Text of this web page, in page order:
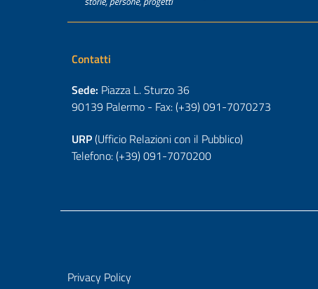
Contatti
Sede: Piazza L. Sturzo 36
90139 Palermo - Fax: (+39) 091-7070273
URP(Ufficio Relazioni con il Pubblico)
Telefono: (+39) 091-7070200
Privacy Policy